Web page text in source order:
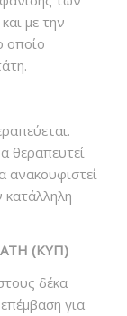
με την
οποίο
θεραπευτεί
ανακουφιστεί
(ΚΥΠ)
δέκα
για